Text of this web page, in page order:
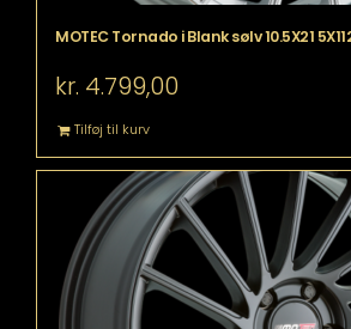
MOTEC Tornado i Blank sølv 10.5X21
kr. 4.799,00
Tilføj til kurv